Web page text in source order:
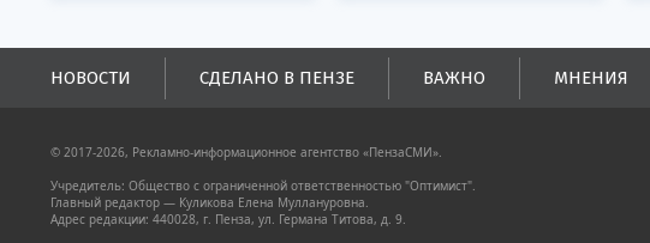
НОВОСТИ СДЕЛАНО В ПЕНЗЕ ВАЖНО МНЕНИЯ
© 2017-2026, Рекламно-информационное агентство «ПензаСМИ».
Учредитель: Общество с ограниченной ответственностью "Оптимист".
Главный редактор — Куликова Елена Муллануровна.
Адрес редакции: 440028, г. Пенза, ул. Германа Титова, д. 9.